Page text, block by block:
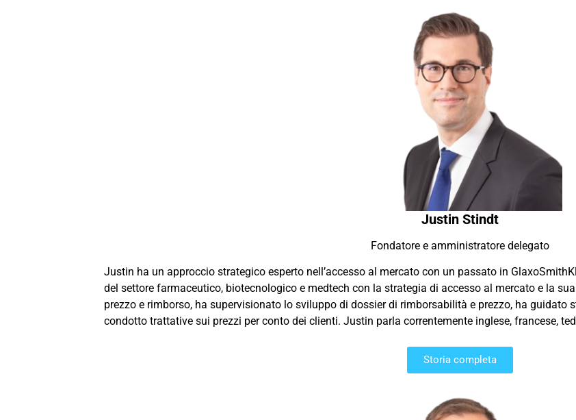
Justin Stindt
Fondatore e amministratore delegato
Justin ha un approccio strategico esperto nell’accesso al mercato con un passato in
del settore farmaceutico, biotecnologico e medtech con la strategia di accesso al mercato e la
prezzo e rimborso, ha supervisionato lo sviluppo di dossier di rimborsabilità e prezzo, ha guidato
condotto trattative sui prezzi per conto dei clienti. Justin parla correntemente inglese, francese,
Storia completa